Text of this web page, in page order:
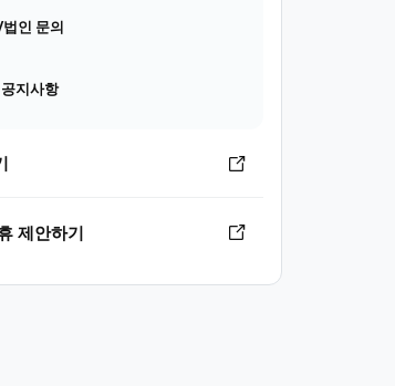
인 문의
지사항
제안하기